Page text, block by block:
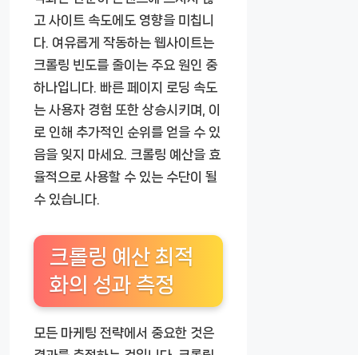
고 사이트 속도에도 영향을 미칩니
다. 여유롭게 작동하는 웹사이트는
크롤링 빈도를 줄이는 주요 원인 중
하나입니다. 빠른 페이지 로딩 속도
는 사용자 경험 또한 상승시키며, 이
로 인해 추가적인 순위를 얻을 수 있
음을 잊지 마세요. 크롤링 예산을 효
율적으로 사용할 수 있는 수단이 될
수 있습니다.
크롤링 예산 최적
화의 성과 측정
모든 마케팅 전략에서 중요한 것은